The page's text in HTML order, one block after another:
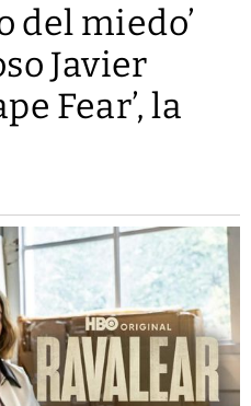
del miedo’
Javier
Fear’, la